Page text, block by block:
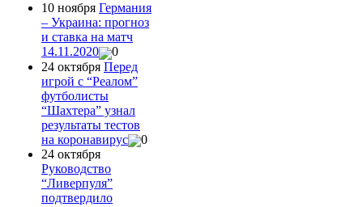
10 ноября Германия
– Украина: прогноз
и ставка на матч
14.11.2020
0
24 октября Перед
игрой с “Реалом”
футболисты
“Шахтера” узнал
результаты тестов
на коронавирус
0
24 октября
Руководство
“Ливерпуля”
подтвердило